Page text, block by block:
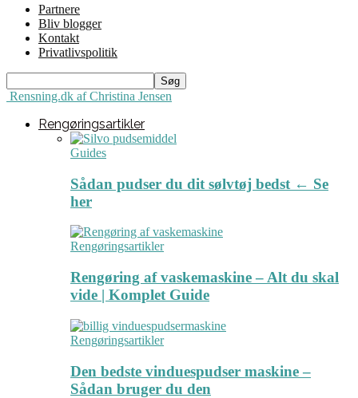
Partnere
Bliv blogger
Kontakt
Privatlivspolitik
Rensning.dk af Christina Jensen
Rengøringsartikler
Guides
Sådan pudser du dit sølvtøj bedst ← Se
her
Rengøringsartikler
Rengøring af vaskemaskine – Alt du skal
vide | Komplet Guide
Rengøringsartikler
Den bedste vinduespudser maskine –
Sådan bruger du den